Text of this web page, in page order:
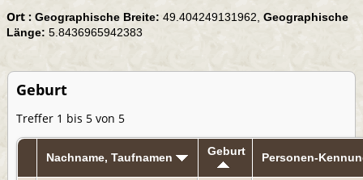
Ort : Geographische Breite:49.404249131962, Geographische
Länge: 5.8436965942383
Geburt
Treffer 1 bis 5 von 5
Nachname, Taufnamen Geburt Personen-